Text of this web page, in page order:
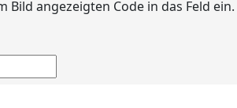
Bild angezeigten Code in das Feld ein.